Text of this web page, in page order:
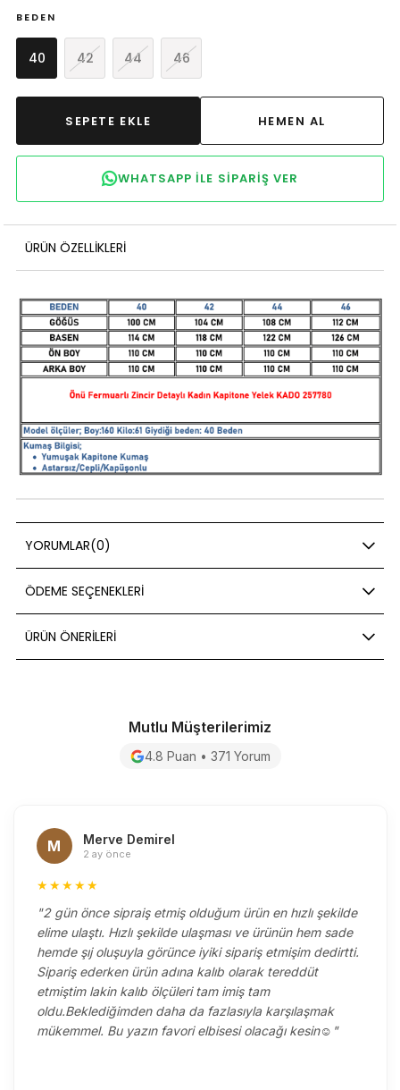
BEDEN
40 42 44 46
WHATSAPP ILE SIPARIŞ VER
ÜRÜN ÖZELLIKLERI
YORUMLAR(0)
ÖDEME SEÇENEKLERI
ÜRÜN ÖNERILERI
Mutlu Müşterilerimiz
4.8 Puan • 371 Yorum
M Merve Demirel
2 ay önce
★★★★★
"2 gün önce sipraiş etmiş olduğum ürün en hızlı şekilde
elime ulaştı. Hızlı şekilde ulaşması ve ürünün hem sade
hemde şıj oluşuyla görünce iyiki sipariş etmişim dedirtti.
Sipariş ederken ürün adına kalıb olarak tereddüt
etmiştim lakin kalıb ölçüleri tam imiş tam
oldu.Beklediğimden daha da fazlasıyla karşılaşmak
mükemmel. Bu yazın favori elbisesi olacağı kesin☺️"